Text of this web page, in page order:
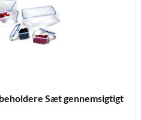
Sæt gennemsigtigt